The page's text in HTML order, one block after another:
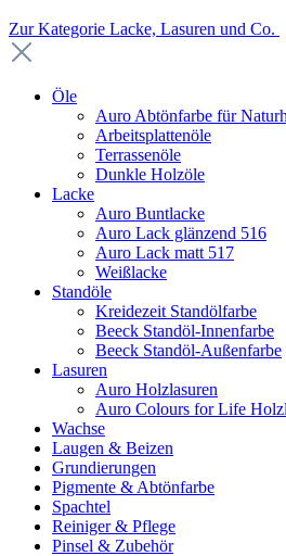
Zur Kategorie Lacke, Lasuren und Co.
Öle
Auro Abtönfarbe für
Arbeitsplattenöle
Terrassenöle
Dunkle Holzöle
Lacke
Auro Buntlacke
Auro Lack glänzend 516
Auro Lack matt 517
Weißlacke
Standöle
Kreidezeit Standölfarbe
Beeck Standöl-Innenfarbe
Beeck Standöl-Außenfarbe
Lasuren
Auro Holzlasuren
Auro Colours for Life
Wachse
Laugen & Beizen
Grundierungen
Pigmente & Abtönfarbe
Spachtel
Reiniger & Pflege
Pinsel & Zubehör